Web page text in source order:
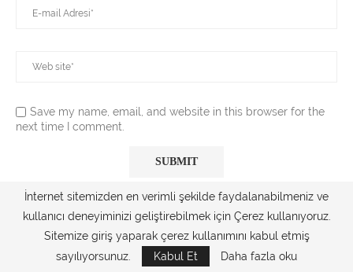
Save my name, email, and website in this browser for the
next time I comment.
BUNLARI DA BEĞENEBILIRSINIZ
İnternet sitemizden en verimli şekilde faydalanabilmeniz ve
kullanıcı deneyiminizi geliştirebilmek için Çerez kullanıyoruz.
Sitemize giriş yaparak çerez kullanımını kabul etmiş
sayılıyorsunuz.
Kabul Et Daha fazla oku